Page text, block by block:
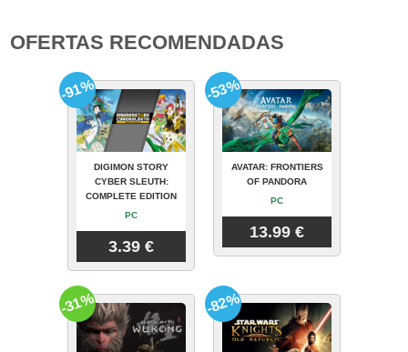
OFERTAS RECOMENDADAS
DIGIMON STORY
CYBER SLEUTH:
COMPLETE EDITION
PC
3.39 €
-91%
AVATAR: FRONTIERS
OF PANDORA
PC
13.99 €
-53%
-31% -82%